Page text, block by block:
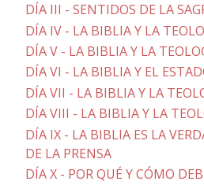
DÍA III - SENTIDOS DE LA
DÍA IV - LA BIBLIA Y LA
DÍA V - LA BIBLIA Y LA
DÍA VI - LA BIBLIA Y EL
DÍA VII - LA BIBLIA Y LA
DÍA VIII - LA BIBLIA Y LA
DÍA IX - LA BIBLIA ES LA
DE LA PRENSA
DÍA X - POR QUÉ Y CÓMO